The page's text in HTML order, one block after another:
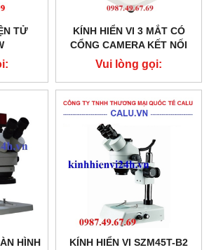
TỬ
KÍNH HIỂN VI 3 MẮT CÓ
CỔNG CAMERA KẾT NỐI
MÀN HÌNH SZM7045T-B1
Vui lòng gọi:
0987.49.67.69
HÌNH
KÍNH HIỂN VI SZM45T-B2